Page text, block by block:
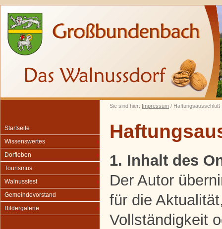
Sie sind hier: Impressum / Haftungsausschluß
Startseite
Wissenswertes
Dorfleben
Tourismus
Walnussfest
Gemeindevorstand
Bildergalerie
1. Inhalt des
Der Autor
für die
Vollständigkeit